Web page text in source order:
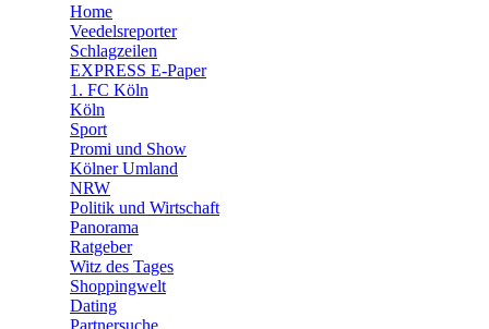
🛒 Shoppingwelt
Home
Veedelsreporter
Schlagzeilen
EXPRESS E-Paper
1. FC Köln
Köln
Sport
Promi und Show
Kölner Umland
NRW
Politik und Wirtschaft
Panorama
Ratgeber
Witz des Tages
Shoppingwelt
Dating
Partnersuche